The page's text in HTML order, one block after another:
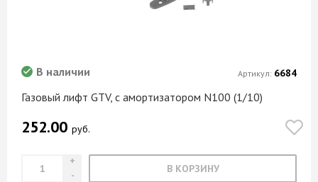
Газовый лифт GTV, с амортизатором N100 (1/10)
В наличии
252.00 руб.
В КОРЗИНУ
Артикул: 6684